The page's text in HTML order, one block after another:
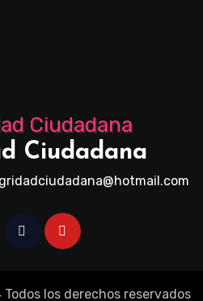
Ciudadana
los derechos reservados